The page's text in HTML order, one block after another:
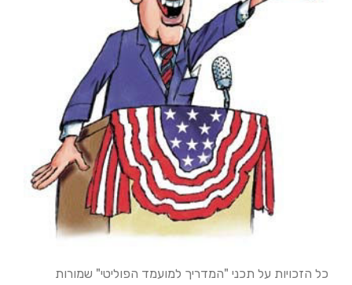
כל הזכויות על תכני "המדריך למועמד הפוליטי" שמורות